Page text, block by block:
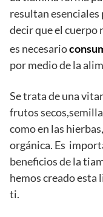
resultan
decir que el cuerpo
es necesario
por medio de la
Se trata de una
frutos
como en las
orgánica. Es
beneficios de la
hemos creado esta
ti.